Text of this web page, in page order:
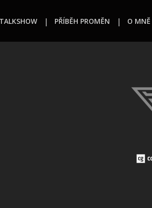
TALKSHOW PŘÍBĚH PROMĚN O MNĚ